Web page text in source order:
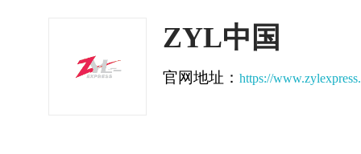
ZYL中国
官网地址： https://